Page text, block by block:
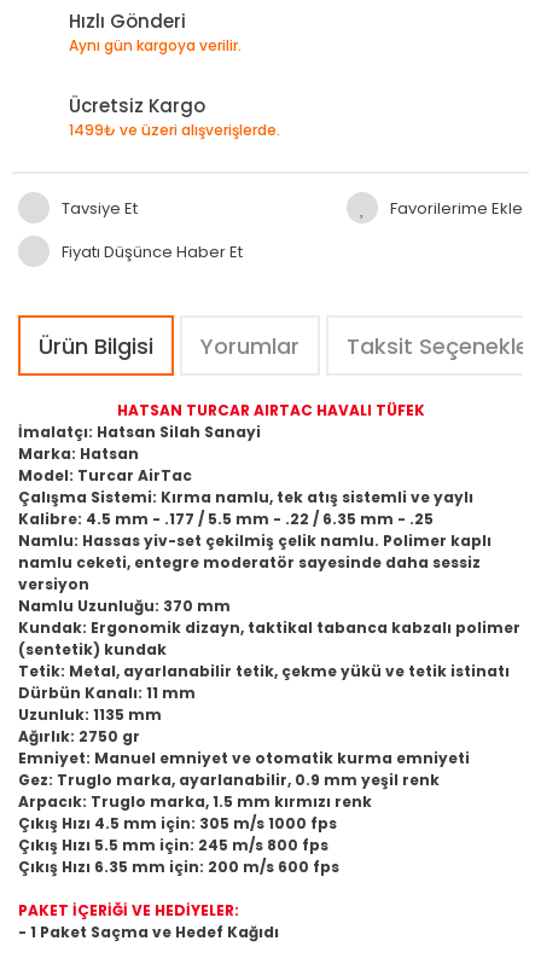
Hızlı Gönderi
Aynı gün kargoya verilir.
Ücretsiz Kargo
1499₺ ve üzeri alışverişlerde.
Tavsiye Et
Fiyatı Düşünce Haber Et
Ürün Bilgisi Yorumlar Taksit Seçenekleri
HATSAN TURCAR AIRTAC HAVALI TÜFEK
İmalatçı: Hatsan Silah Sanayi
Marka: Hatsan
Model: Turcar AirTac
Çalışma Sistemi: Kırma namlu, tek atış sistemli ve yaylı
Kalibre: 4.5 mm - .177 / 5.5 mm - .22 / 6.35 mm - .25
Namlu: Hassas yiv-set çekilmiş çelik namlu. Polimer kaplı
namlu ceketi, entegre moderatör sayesinde daha sessiz
versiyon
Namlu Uzunluğu: 370 mm
Kundak: Ergonomik dizayn, taktikal tabanca kabzalı polimer
(sentetik) kundak
Tetik: Metal, ayarlanabilir tetik, çekme yükü ve tetik istinatı
Dürbün Kanalı: 11 mm
Uzunluk: 1135 mm
Ağırlık: 2750 gr
Emniyet: Manuel emniyet ve otomatik kurma emniyeti
Gez: Truglo marka, ayarlanabilir, 0.9 mm yeşil renk
Arpacık: Truglo marka, 1.5 mm kırmızı renk
Çıkış Hızı 4.5 mm için: 305 m/s 1000 fps
Çıkış Hızı 5.5 mm için: 245 m/s 800 fps
Çıkış Hızı 6.35 mm için: 200 m/s 600 fps
PAKET İÇERİĞİ VE HEDİYELER:
- 1 Paket Saçma ve Hedef Kağıdı